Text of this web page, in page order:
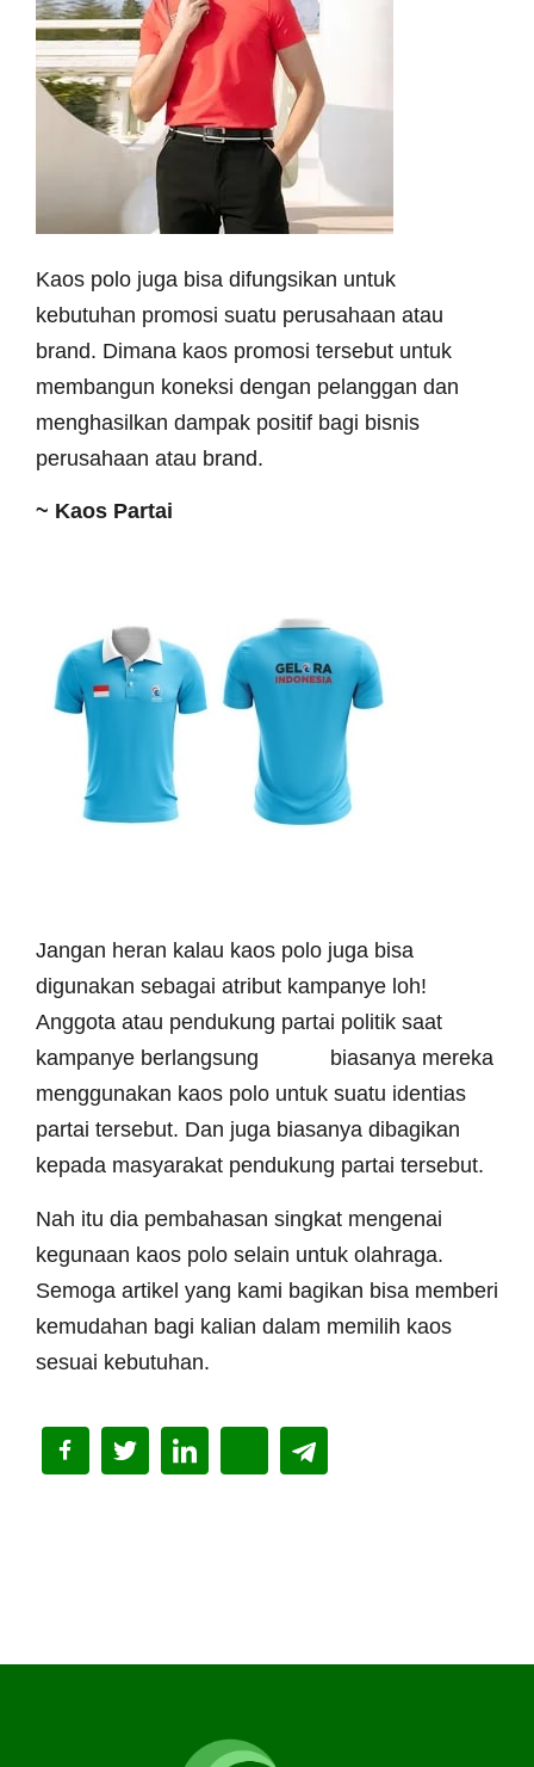
Kaos polo juga bisa difungsikan untuk
kebutuhan promosi suatu perusahaan atau
brand. Dimana kaos promosi tersebut untuk
membangun koneksi dengan pelanggan dan
menghasilkan dampak positif bagi bisnis
perusahaan atau brand.
~ Kaos Partai
Jangan heran kalau kaos polo juga bisa
digunakan sebagai atribut kampanye loh!
Anggota atau pendukung partai politik saat
kampanye berlangsung biasanya mereka
menggunakan kaos polo untuk suatu identias
partai tersebut. Dan juga biasanya dibagikan
kepada masyarakat pendukung partai tersebut.
Nah itu dia pembahasan singkat mengenai
kegunaan kaos polo selain untuk olahraga.
Semoga artikel yang kami bagikan bisa memberi
kemudahan bagi kalian dalam memilih kaos
sesuai kebutuhan.